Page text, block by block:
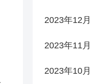
2023年12月
2023年11月
2023年10月